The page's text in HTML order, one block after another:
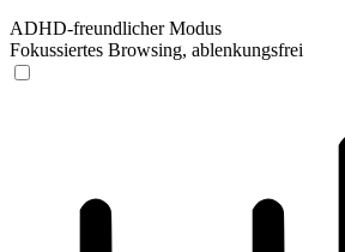
ADHD-freundlicher Modus
Fokussiertes Browsing, ablenkungsfrei